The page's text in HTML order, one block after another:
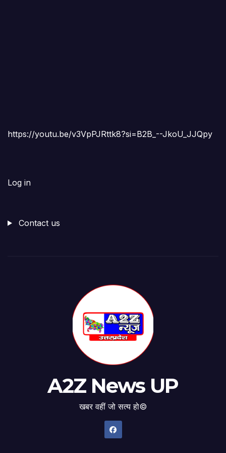
https://youtu.be/v3VpPJRttk8?si=B2B_--JkoU_JJQpy
Log in
Contact us
A2Z News UP
खबर वहीं जो सत्य हो©